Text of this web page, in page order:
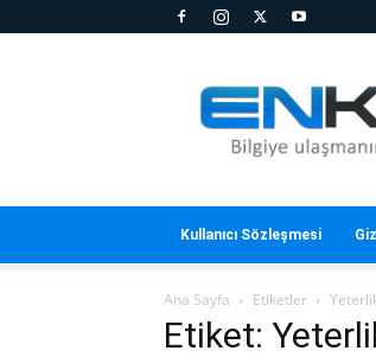
Kullanıcı Sözleşmesi
Ana Sayfa Etiketler
Etiket: